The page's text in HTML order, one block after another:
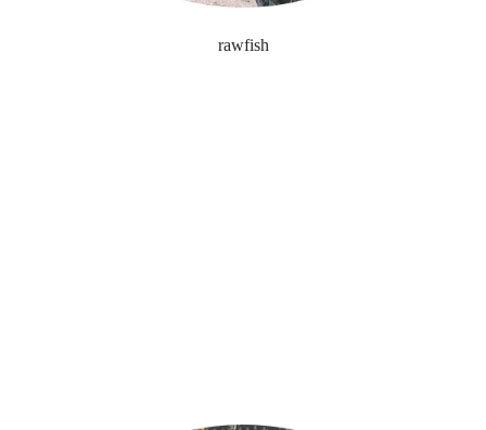
rawfish